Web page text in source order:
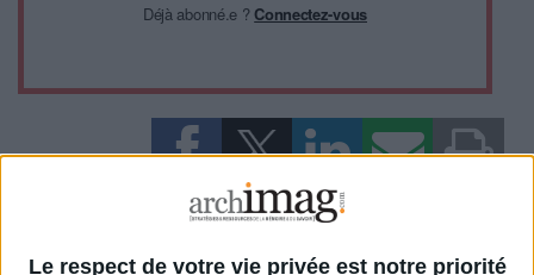
Le respect de votre vie privée est notre priorité
Déjà abonné.e ?Connectez-vous
0 Commentaire